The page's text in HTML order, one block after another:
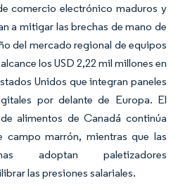
comercio electrónico maduros y
a mitigar las brechas de mano de
del mercado regional de equipos
los USD 2,22 mil millones en
Unidos que integran paneles
por delante de Europa. El
alimentos de Canadá continúa
campo marrón, mientras que las
adoptan paletizadores
las presiones salariales.